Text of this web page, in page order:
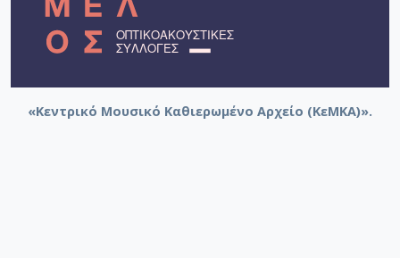
«Κεντρικό Μουσικό Καθιερωμένο Αρχείο (ΚεΜΚΑ)».